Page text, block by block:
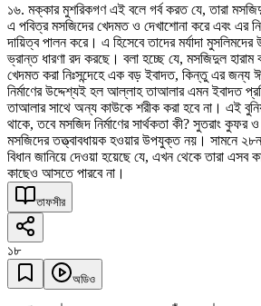
১৬. মক্কার মুশরিকগণ এই বলে গর্ব করত যে, তারা
এ পবিত্র মসজিদের খেদমত ও দেখাশোনা করে এবং এর
দায়িত্ব পালন করে। এ হিসেবে তাদের মর্যাদা
ভ্রান্ত ধারণা রদ করছে। বলা হচ্ছে যে, মসজিদুল
খেদমত করা নিঃসন্দেহে এক বড় ইবাদত, কিন্তু এর জন্য
নির্মাণের উদ্দেশ্যই হল আল্লাহ তাআলার এমন ইবাদত
তাআলার সাথে অন্য কাউকে শরীক করা হবে না। এই
থাকে, তবে মসজিদ নির্মাণের সার্থকতা কী? সুতরাং
মসজিদের তত্ত্বাবধায়ক হওয়ার উপযুক্ত নয়। সামনে
বিধান জানিয়ে দেওয়া হয়েছে যে, এখন থেকে তারা এসব
কাছেও আসতে পারবে না।
তাফসীর
১৮
অডিও